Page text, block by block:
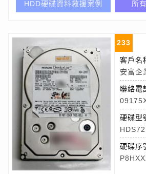
HDD硬碟資料救援案例 所
233
客戶名
安富企
聯絡電
硬碟型
硬碟序